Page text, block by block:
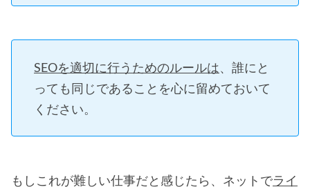
SEOを適切に行うためのルールは、誰にと
っても同じであることを心に留めておいて
ください。
もしこれが難しい仕事だと感じたら、ネットでライ